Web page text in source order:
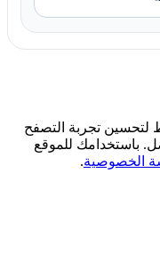
لتحسين تجربة التصفح
باستخدامك للموقع
الخصوصية.